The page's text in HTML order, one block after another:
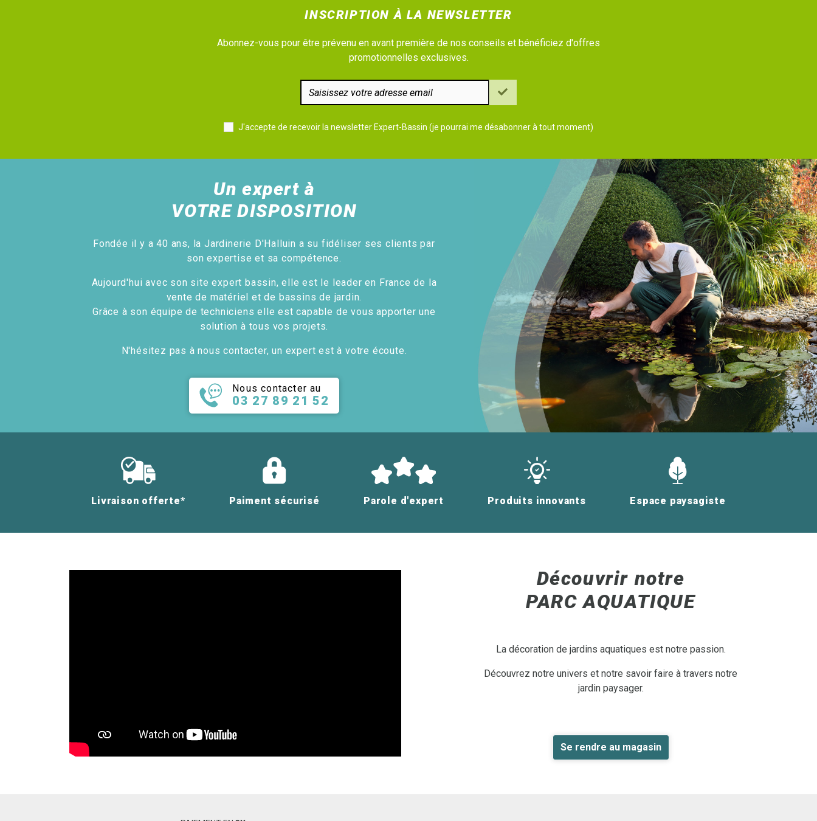
INSCRIPTION À LA NEWSLETTER
Abonnez-vous pour être prévenu en avant première de nos conseils et bénéficiez d'offres
promotionnelles exclusives.
J'accepte de recevoir la newsletter Expert-Bassin (je pourrai me désabonner à tout moment)
Un expert à
VOTRE DISPOSITION
Fondée il y a 40 ans, la Jardinerie D'Halluin a su fidéliser ses clients par
son expertise et sa compétence.
Aujourd'hui avec son site expert bassin, elle est le leader en France de la
vente de matériel et de bassins de jardin.
Grâce à son équipe de techniciens elle est capable de vous apporter une
solution à tous vos projets.
N'hésitez pas à nous contacter, un expert est à votre écoute.
Nous contacter au
03 27 89 21 52
Livraison offerte* Paiment sécurisé Parole d'expert Produits innovants Espace paysagiste
Découvrir notre
PARC AQUATIQUE
La décoration de jardins aquatiques est notre passion.
Découvrez notre univers et notre savoir faire à travers notre
jardin paysager.
Se rendre au magasin